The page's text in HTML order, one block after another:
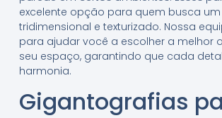
excelente opção para quem busca
tridimensional e texturizado. Nossa
para ajudar você a escolher a melhor
seu espaço, garantindo que cada
harmonia.
Gigantografias